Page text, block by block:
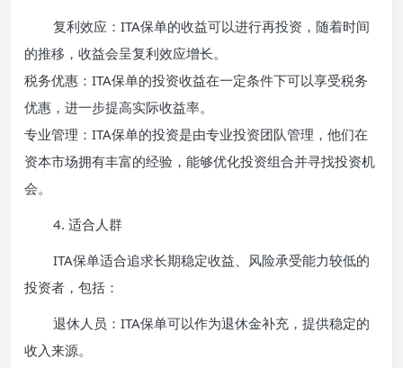
复利效应：ITA保单的收益可以进行再投资，随着时间
的推移，收益会呈复利效应增长。
税务优惠：ITA保单的投资收益在一定条件下可以享受税务
优惠，进一步提高实际收益率。
专业管理：ITA保单的投资是由专业投资团队管理，他们在
资本市场拥有丰富的经验，能够优化投资组合并寻找投资机
会。
4. 适合人群
ITA保单适合追求长期稳定收益、风险承受能力较低的
投资者，包括：
退休人员：ITA保单可以作为退休金补充，提供稳定的
收入来源。